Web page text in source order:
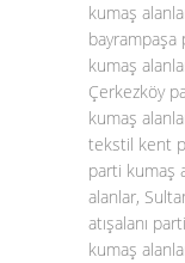
kumaş
bayrampaşa
kumaş
Çerkezköy
kumaş
tekstil kent
parti kumaş
alanlar,
atışalanı
kumaş